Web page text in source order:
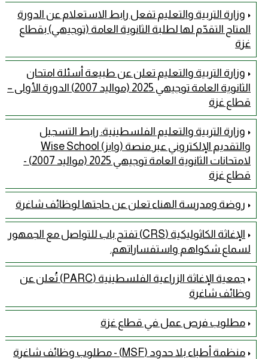
وزارة التربية والتعليم تفعل رابط الاستعلام عن الدورة
المتاح التقدّم لها لطلبة الثانوية العامة (توجيهي) بقطاع
غزة
وزارة التربية والتعليم تعلن عن طبيعة أسئلة امتحان
الثانوية العامة توجيهي 2025 (مواليد 2007) الدورة الأولى –
قطاع غزة
وزارة التربية والتعليم الفلسطينية: رابط التسجيل
والتقديم الإلكتروني عبر منصة (وايز) Wise School
لامتحانات الثانوية العامة توجيهي 2025 (مواليد 2007) -
قطاع غزة
روضة ومدرسة الهناء تعلن عن حاجتها لوظائف شاغرة
الإغاثة الكاثوليكية (CRS) تفتح باب للتواصل مع الجمهور
لسماع شكواهم واستفساراتهم.
جمعية الإغاثة الزراعية الفلسطينية (PARC) تُعلن عن
وظائف شاغرة
مطلوب فرص عمل في قطاع غزة
منظمة أطباء بلا حدود (MSF) - مطلوب وظائف شاغرة